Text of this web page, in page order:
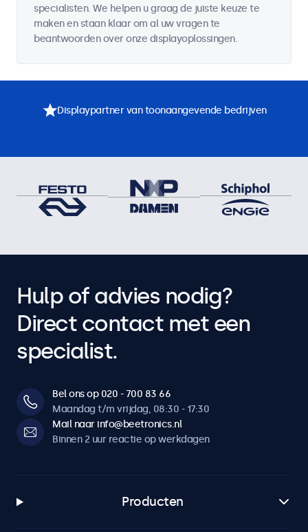
specialisten. We helpen u graag de juiste keuze te
maken en staan klaar om al uw vragen te
beantwoorden over onze displayoplossingen.
Displaypartner van toonaangevende bedrijven
Hulp of advies nodig?
Direct contact met een
specialist.
Bel ons op 020 - 700 83 66
Maandag t/m vrijdag, 08:30 - 17:30
Mail naar info@beetronics.nl
Binnen 2 uur reactie op werkdagen
Producten